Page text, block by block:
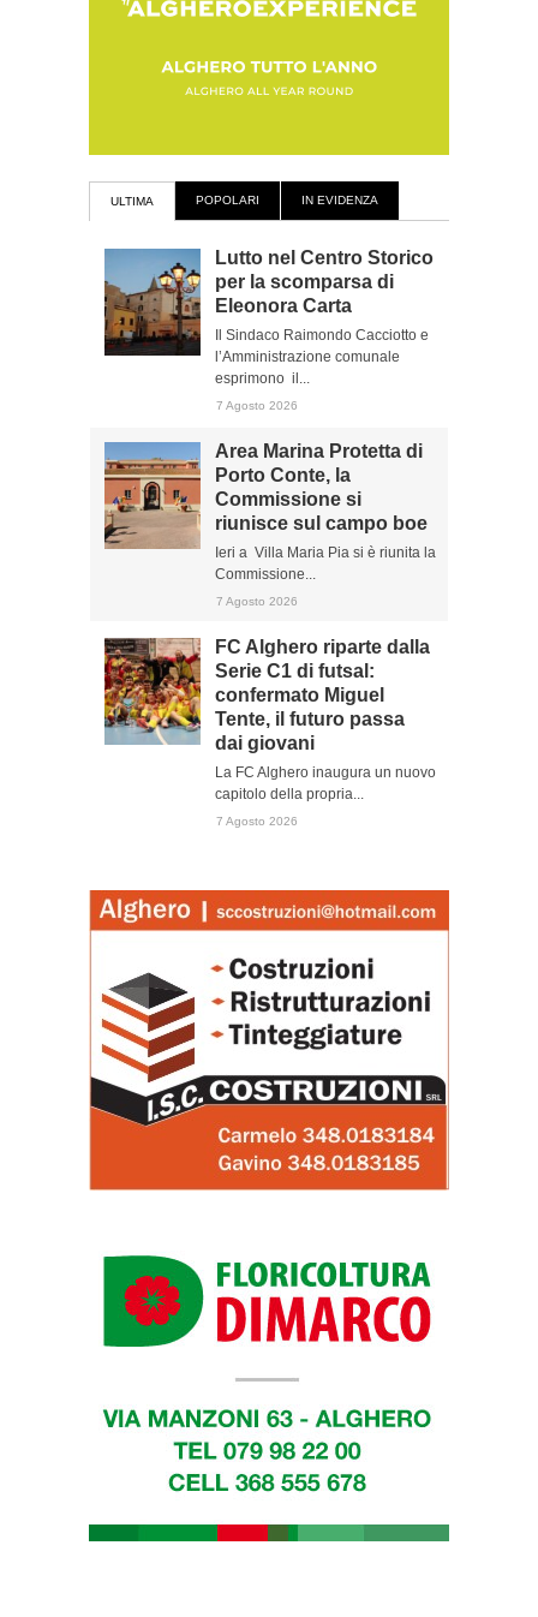
ULTIMA POPOLARI IN EVIDENZA
Lutto nel Centro Storico
per la scomparsa di
Eleonora Carta
Il Sindaco Raimondo Cacciotto e
l’Amministrazione comunale
esprimono il...
7 Agosto 2026
Area Marina Protetta di
Porto Conte, la
Commissione si
riunisce sul campo boe
Ieri a Villa Maria Pia si è riunita la
Commissione...
7 Agosto 2026
FC Alghero riparte dalla
Serie C1 di futsal:
confermato Miguel
Tente, il futuro passa
dai giovani
La FC Alghero inaugura un nuovo
capitolo della propria...
7 Agosto 2026